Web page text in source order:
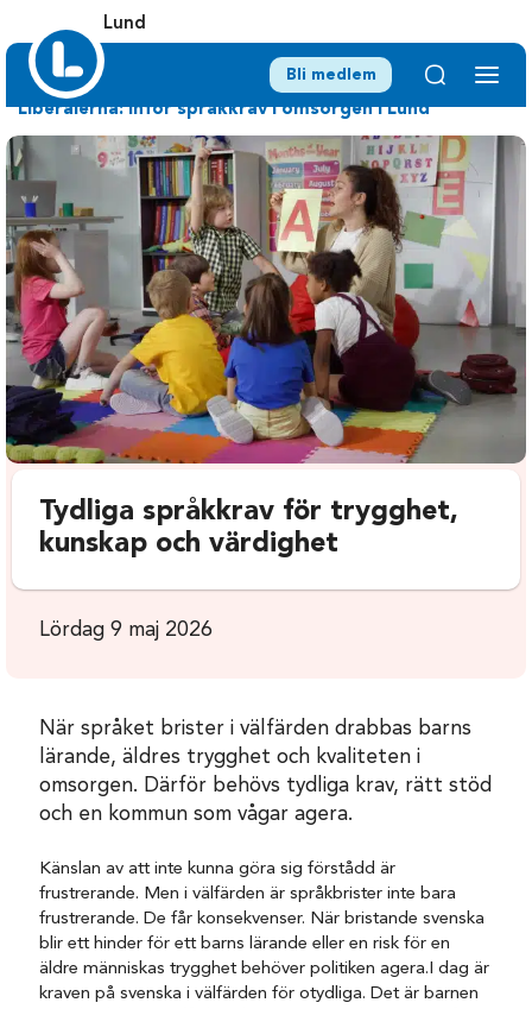
Lund
Bli medlem
Liberalerna: Inför språkkrav i omsorgen i Lund
Tydliga språkkrav för trygghet,
kunskap och värdighet
Lördag 9 maj 2026
När språket brister i välfärden drabbas barns
lärande, äldres trygghet och kvaliteten i
omsorgen. Därför behövs tydliga krav, rätt stöd
och en kommun som vågar agera.
Känslan av att inte kunna göra sig förstådd är
frustrerande. Men i välfärden är språkbrister inte bara
frustrerande. De får konsekvenser. När bristande svenska
blir ett hinder för ett barns lärande eller en risk för en
äldre människas trygghet behöver politiken agera.I dag är
kraven på svenska i välfärden för otydliga. Det är barnen